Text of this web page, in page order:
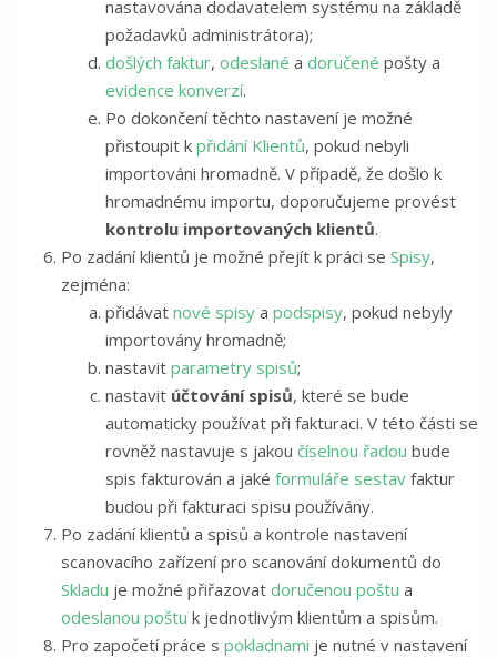
nastavována dodavatelem systému na základě
požadavků administrátora);
došlých faktur, odeslané a doručené pošty a
evidence konverzí.
Po dokončení těchto nastavení je možné
přistoupit k přidání Klientů, pokud nebyli
importováni hromadně. V případě, že došlo k
hromadnému importu, doporučujeme provést
kontrolu importovaných klientů.
Po zadání klientů je možné přejít k práci se Spisy,
zejména:
přidávat nové spisy a podspisy, pokud nebyly
importovány hromadně;
nastavit parametry spisů;
nastavit účtování spisů, které se bude
automaticky používat při fakturaci. V této části se
rovněž nastavuje s jakou číselnou řadou bude
spis fakturován a jaké formuláře sestav faktur
budou při fakturaci spisu používány.
Po zadání klientů a spisů a kontrole nastavení
scanovacího zařízení pro scanování dokumentů do
Skladu je možné přiřazovat doručenou poštu a
odeslanou poštu k jednotlivým klientům a spisům.
Pro započetí práce s pokladnami je nutné v nastavení